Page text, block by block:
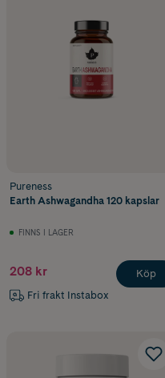
Pureness
Earth Ashwagandha 120 kapslar
FINNS I LAGER
208 kr
Fri frakt Instabox
Köp